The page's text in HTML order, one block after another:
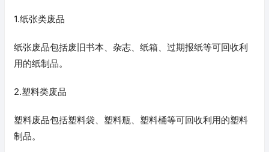
1.纸张类废品
纸张废品包括废旧书本、杂志、纸箱、过期报纸等可回收利
用的纸制品。
2.塑料类废品
塑料废品包括塑料袋、塑料瓶、塑料桶等可回收利用的塑料
制品。